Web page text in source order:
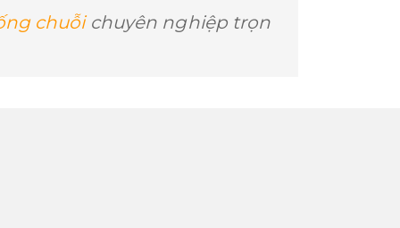
chuỗichuyên nghiệp trọn